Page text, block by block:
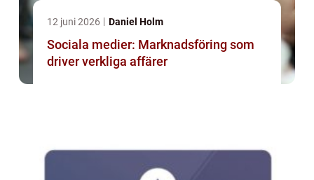
12 juni 2026 Daniel Holm
Sociala medier: Marknadsföring som
driver verkliga affärer